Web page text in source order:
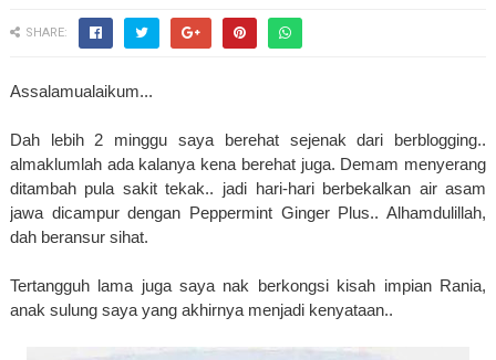
SHARE:
Assalamualaikum...
Dah lebih 2 minggu saya berehat sejenak dari berblogging..
almaklumlah ada kalanya kena berehat juga. Demam menyerang
ditambah pula sakit tekak.. jadi hari-hari berbekalkan air asam
jawa dicampur dengan Peppermint Ginger Plus.. Alhamdulillah,
dah beransur sihat.
Tertangguh lama juga saya nak berkongsi kisah impian Rania,
anak sulung saya yang akhirnya menjadi kenyataan..